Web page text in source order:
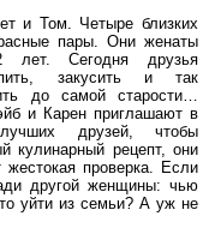
и Том. Четыре близких
пары. Они женаты
Сегодня друзья
закусить и так
до самой старости…
и Карен приглашают в
друзей, чтобы
кулинарный рецепт, они
проверка. Если
другой женщины: чью
уйти из семьи? А уж не